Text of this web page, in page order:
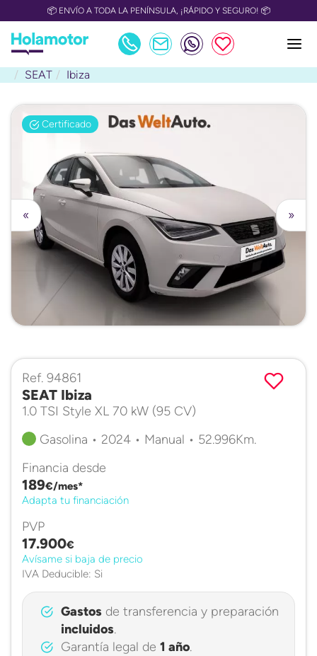
📦 ENVÍO A TODA LA PENÍNSULA, ¡RÁPIDO Y SEGURO! 📦
SEAT Ibiza
Certificado
»
«
Ref. 94861
SEAT Ibiza
1.0 TSI Style XL 70 kW (95 CV)
Gasolina • 2024 • Manual • 52.996Km.
Financia desde
189€/mes*
Adapta tu financiación
PVP
17.900€
Avísame si baja de precio
IVA Deducible: Si
Gastosde transferencia y preparación
incluidos.
Garantía legal de 1 año.